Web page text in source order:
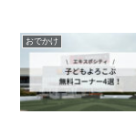
おでかけ